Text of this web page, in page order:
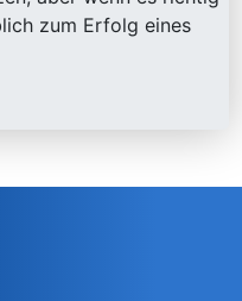
zum Erfolg eines